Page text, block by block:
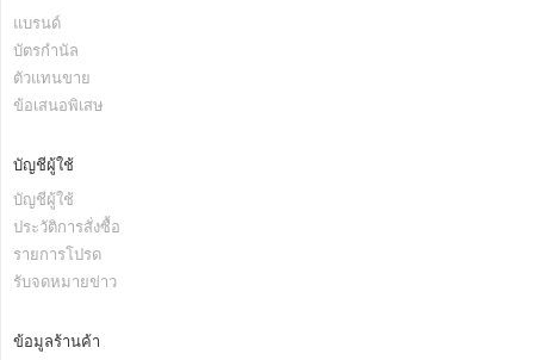
แบรนด์
บัตรกำนัล
ตัวแทนขาย
ข้อเสนอพิเสษ
บัญชีผู้ใช้
บัญชีผู้ใช้
ประวัติการสั่งซื้อ
รายการโปรด
รับจดหมายข่าว
ข้อมูลร้านค้า